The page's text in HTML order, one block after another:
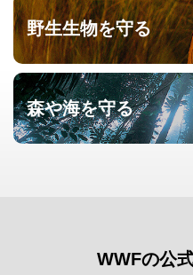
野生生物を守る
森や海を守る
WWFの公